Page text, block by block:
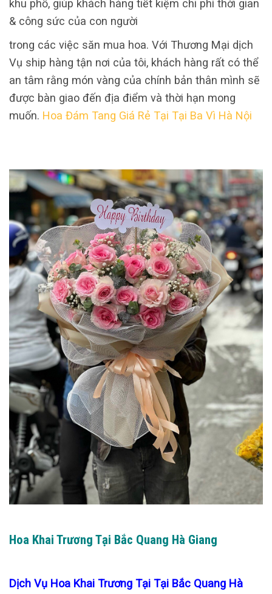
khu phố, giúp khách hàng tiết kiệm chi phí thời gian
& công sức của con người
trong các việc săn mua hoa. Với Thương Mại dịch
Vụ ship hàng tận nơi của tôi, khách hàng rất có thể
an tâm rằng món vàng của chính bản thân mình sẽ
được bàn giao đến địa điểm và thời hạn mong
muốn. Hoa Đám Tang Giá Rẻ Tại Tại Ba Vì Hà Nội
Hoa Khai Trương Tại Bắc Quang Hà Giang
Dịch Vụ Hoa Khai Trương Tại Tại Bắc Quang Hà